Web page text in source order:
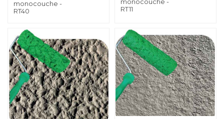
monocouche -
RT40
RT11